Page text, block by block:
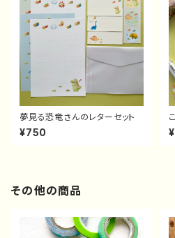
夢見る恐竜さんのレターセット
¥750
その他の商品